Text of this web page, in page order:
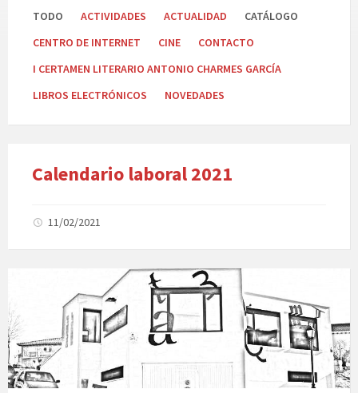
TODO ACTIVIDADES ACTUALIDAD
CATÁLOGO
CENTRO DE INTERNET
CINE
CONTACTO
I CERTAMEN LITERARIO ANTONIO CHARMES GARCÍA
LIBROS ELECTRÓNICOS
NOVEDADES
Calendario laboral 2021
11/02/2021